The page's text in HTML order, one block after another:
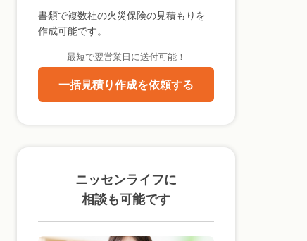
書類で複数社の火災保険の見積もりを
作成可能です。
最短で翌営業日に送付可能！
一括見積り作成を依頼する
ニッセンライフに
相談も可能です